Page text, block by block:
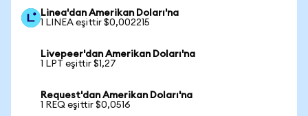
Linea'dan Amerikan Doları'na
1 LINEA eşittir $0,002215
Livepeer'dan Amerikan Doları'na
1 LPT eşittir $1,27
Request'dan Amerikan Doları'na
1 REQ eşittir $0,0516